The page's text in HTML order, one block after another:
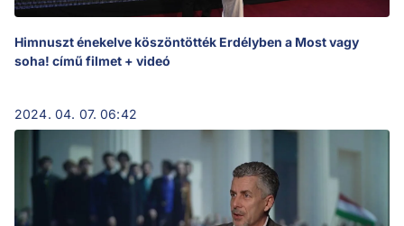
Himnuszt énekelve köszöntötték Erdélyben a Most vagy
soha! című filmet + videó
2024. 04. 07. 06:42